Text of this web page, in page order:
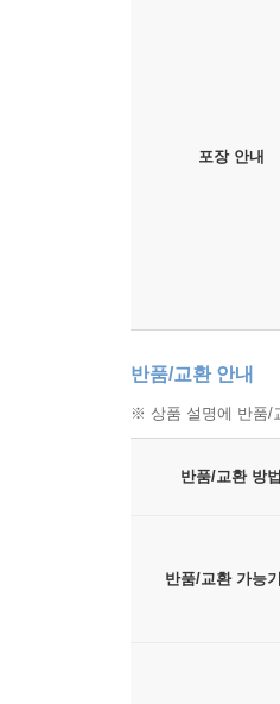
포장 안내
반품/교환 안내
※ 상품 설명에 반품/
반품/교환 방법
반품/교환 가능